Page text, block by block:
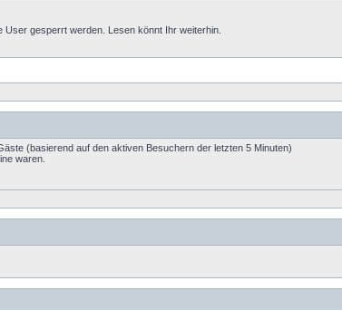
gesperrt werden. Lesen könnt Ihr weiterhin.
(basierend auf den aktiven Besuchern der letzten 5 Minuten)
waren.